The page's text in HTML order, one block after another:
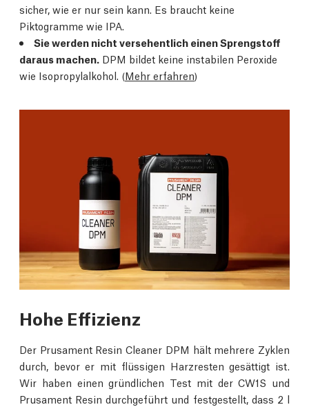
sicher, wie er nur sein kann. Es braucht keine
Piktogramme wie IPA.
Sie werden nicht versehentlich einen Sprengstoff
daraus machen. DPM bildet keine instabilen Peroxide
wie Isopropylalkohol. (Mehr erfahren)
Hohe Effizienz
Der Prusament Resin Cleaner DPM hält mehrere Zyklen
durch, bevor er mit flüssigen Harzresten gesättigt ist.
Wir haben einen gründlichen Test mit der CW1S und
Prusament Resin durchgeführt und festgestellt, dass 2 l